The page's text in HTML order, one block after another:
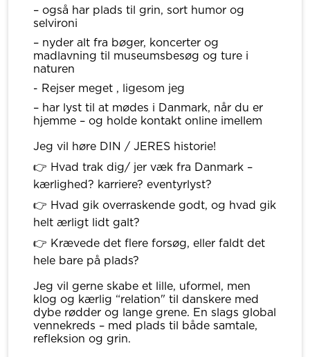
– også har plads til grin, sort humor og
selvironi
– nyder alt fra bøger, koncerter og
madlavning til museumsbesøg og ture i
naturen
- Rejser meget , ligesom jeg
– har lyst til at mødes i Danmark, når du er
hjemme – og holde kontakt online imellem
Jeg vil høre DIN / JERES historie!
👉 Hvad trak dig/ jer væk fra Danmark –
kærlighed? karriere? eventyrlyst?
👉 Hvad gik overraskende godt, og hvad gik
helt ærligt lidt galt?
👉 Krævede det flere forsøg, eller faldt det
hele bare på plads?
Jeg vil gerne skabe et lille, uformel, men
klog og kærlig “relation" til danskere med
dybe rødder og lange grene. En slags global
vennekreds – med plads til både samtale,
refleksion og grin.